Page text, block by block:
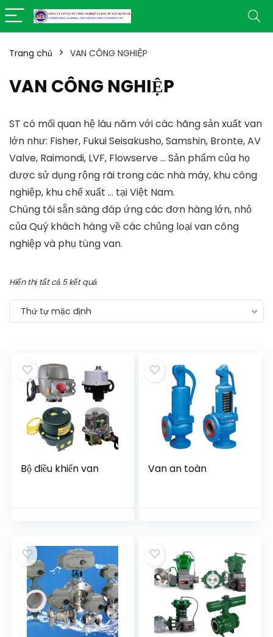
Trang chủ VAN CÔNG NGHIỆP
VAN CÔNG NGHIỆP
ST có mối quan hệ lâu năm với các hãng sản xuất van
lớn như: Fisher, Fukui Seisakusho, Samshin, Bronte, AV
Valve, Raimondi, LVF, Flowserve … Sản phẩm của họ
được sử dụng rộng rãi trong các nhà máy, khu công
nghiệp, khu chế xuất … tại Việt Nam.
Chúng tôi sẵn sàng đáp ứng các đơn hàng lớn, nhỏ
của Quý khách hàng về các chủng loại van công
nghiệp và phụ tùng van.
Hiển thị tất cả 5 kết quả
Thứ tự mặc định
Bộ điều khiển van Van an toàn